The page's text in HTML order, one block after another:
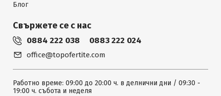
Блог
Свържете се с нас
0884 222 038 0883 222 024
office@topofertite.com
Работно време: 09:00 до 20:00 ч. в делнични дни / 09:30 -
19:00 ч. събота и неделя